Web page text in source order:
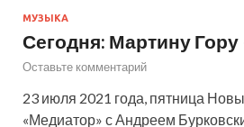
МУЗЫКА
Сегодня: Мартину Гору
Оставьте комментарий
23 июля 2021 года, пятница
«Медиатор» с Андреем